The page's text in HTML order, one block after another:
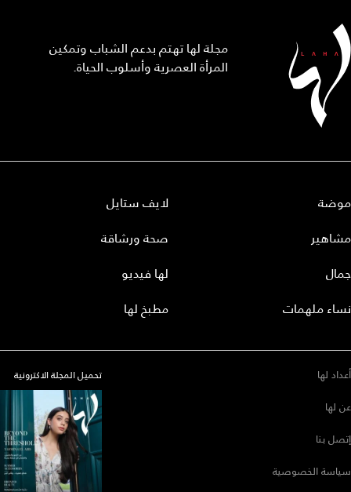
مجلة لها تهتم بدعم الشباب وتمكين
المرأة العصرية وأسلوب الحياة.
موضة
مشاهير
جمال
نساء ملهمات
لايف ستايل
صحة ورشاقة
لها فيديو
مطبخ لها
أعداد لها
عن لها
إتصل بنا
سياسة الخصوصية
تحميل المجلة الاكترونية